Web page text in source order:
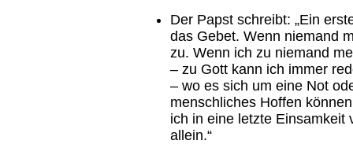
Der Papst schreibt: „Ein
das Gebet. Wenn niemand
zu. Wenn ich zu niemand
– zu Gott kann ich immer
– wo es sich um eine Not
menschliches Hoffen
ich in eine letzte Einsamkeit
allein.“